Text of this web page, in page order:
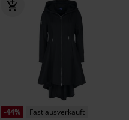
-44%
Fast ausverkauft